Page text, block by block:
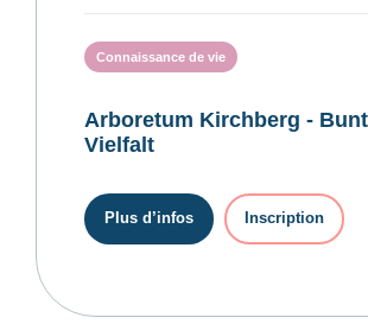
Connaissance de vie
Arboretum Kirchberg -
Vielfalt
Plus d’infos Inscription